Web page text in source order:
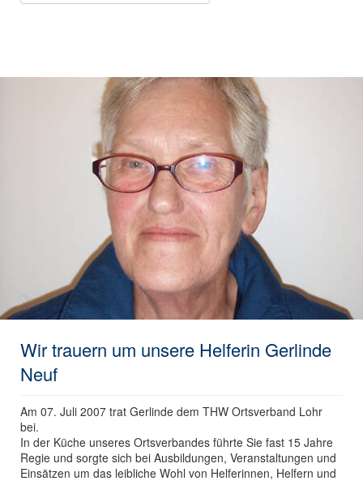
Wir trauern um unsere Helferin Gerlinde
Neuf
Am 07. Juli 2007 trat Gerlinde dem THW Ortsverband Lohr
bei.
In der Küche unseres Ortsverbandes führte Sie fast 15 Jahre
Regie und sorgte sich bei Ausbildungen, Veranstaltungen und
Einsätzen um das leibliche Wohl von Helferinnen, Helfern und